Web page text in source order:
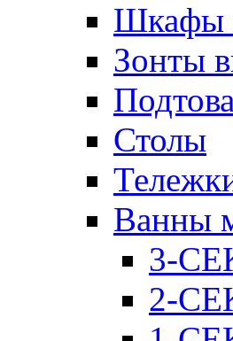
Шкафы
Зонты
Столы
Ванны
3-
2-